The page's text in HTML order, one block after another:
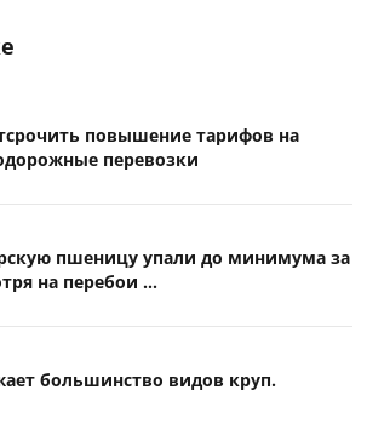
повышение тарифов на
перевозки
пшеницу упали до минимума за
на перебои ...
большинство видов круп.